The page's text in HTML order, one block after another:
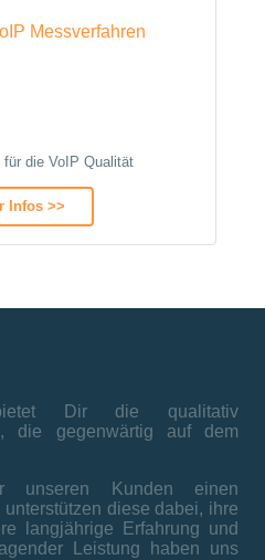
für die VoIP Qualität
Infos >>
Dir die qualitativ
die gegenwärtig auf dem
Kunden einen
diese dabei, ihre
langjährige Erfahrung und
Leistung haben uns